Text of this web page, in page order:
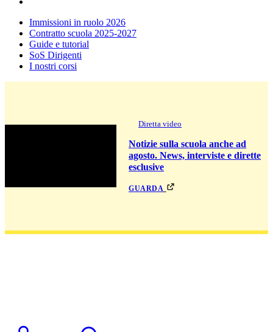
Immissioni in ruolo 2026
Contratto scuola 2025-2027
Guide e tutorial
SoS Dirigenti
I nostri corsi
Diretta video
Notizie sulla scuola anche ad
agosto. News, interviste e dirette
esclusive
guarda